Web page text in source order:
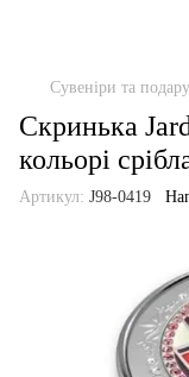
Сувеніри та
Скринька
кольорі
Артикул: J98-0419